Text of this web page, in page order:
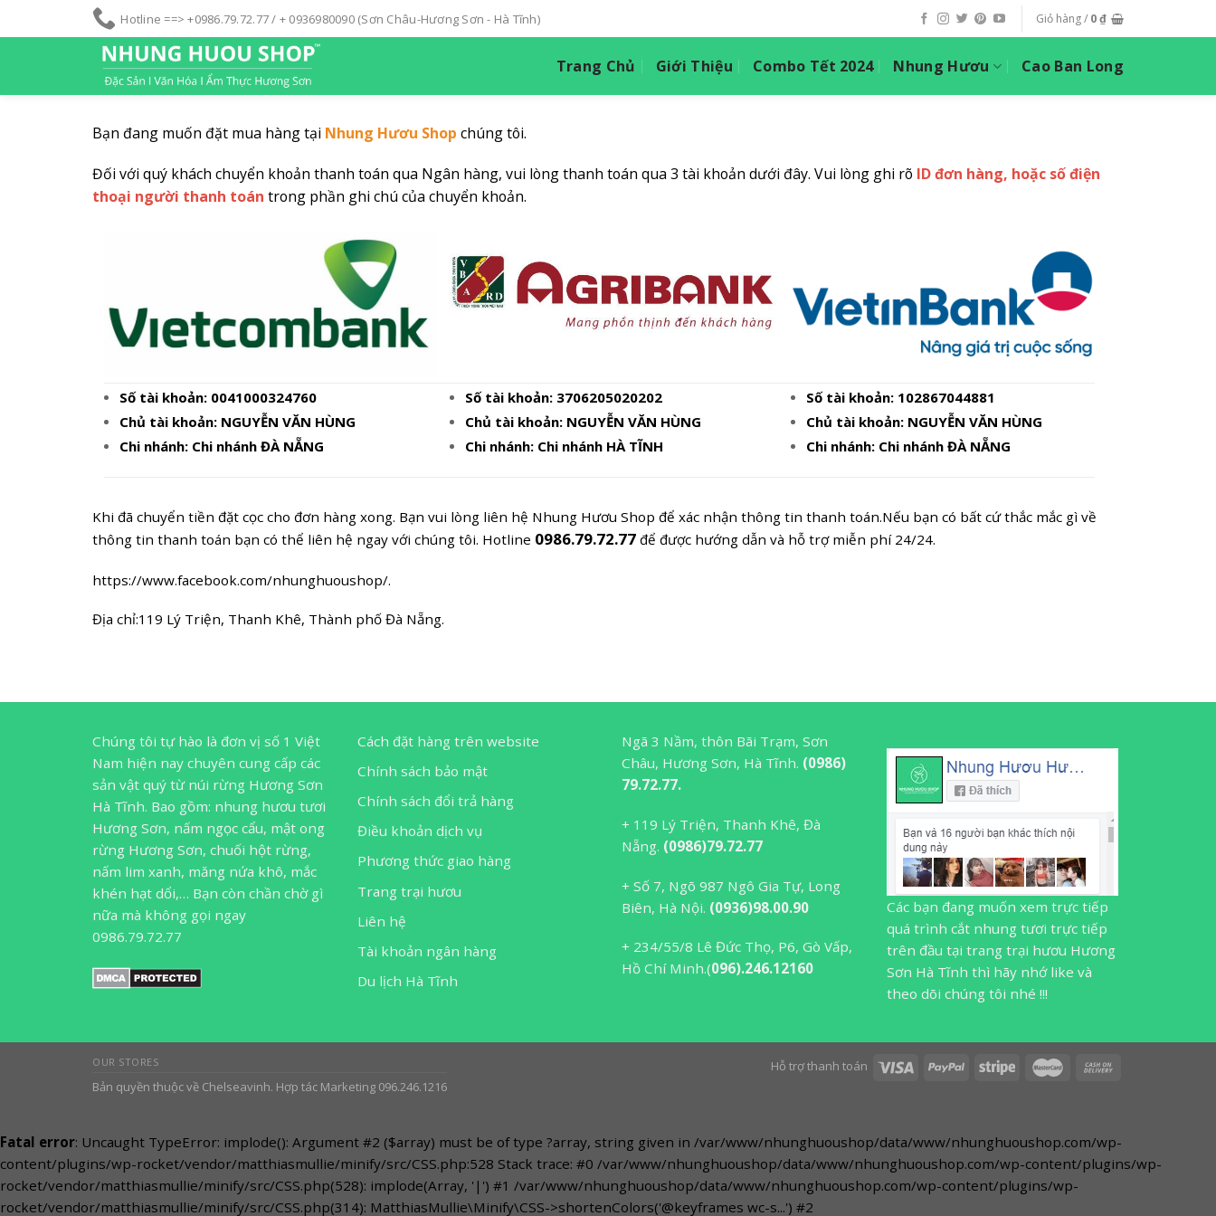
t
Hotline ==> +0986.79.72.77 / + 0936980090 (Sơn Châu-Hương Sơn - Hà Tĩnh) Giỏ hàng / 0₫
Trang Chủ Giới Thiệu Combo Tết 2024 Nhung Hươu Cao Ban Long
Bạn đang muốn đặt mua hàng tại Nhung Hươu Shop chúng tôi.
Đối với quý khách chuyển khoản thanh toán qua Ngân hàng, vui lòng thanh toán qua 3 tài khoản dưới đây. Vui lòng ghi rõ ID đơn hàng, hoặc số điện
thoại người thanh toán trong phần ghi chú của chuyển khoản.
Số tài khoản: 0041000324760
Chủ tài khoản: NGUYỄN VĂN HÙNG
Chi nhánh: Chi nhánh ĐÀ NẴNG
Số tài khoản: 3706205020202
Chủ tài khoản: NGUYỄN VĂN HÙNG
Chi nhánh: Chi nhánh HÀ TĨNH
Số tài khoản: 102867044881
Chủ tài khoản: NGUYỄN VĂN HÙNG
Chi nhánh: Chi nhánh ĐÀ NẴNG
Khi đã chuyển tiền đặt cọc cho đơn hàng xong. Bạn vui lòng liên hệ Nhung Hươu Shop để xác nhận thông tin thanh toán.Nếu bạn có bất cứ thắc mắc gì về
thông tin thanh toán bạn có thể liên hệ ngay với chúng tôi. Hotline 0986.79.72.77 để được hướng dẫn và hỗ trợ miễn phí 24/24.
https://www.facebook.com/nhunghuoushop/.
Địa chỉ:119 Lý Triện, Thanh Khê, Thành phố Đà Nẵng.
Chúng tôi tự hào là đơn vị số 1 Việt
Nam hiện nay chuyên cung cấp các
sản vật quý từ núi rừng Hương Sơn
Hà Tĩnh. Bao gồm: nhung hươu tươi
Hương Sơn, nấm ngọc cẩu, mật ong
rừng Hương Sơn, chuối hột rừng,
nấm lim xanh, măng nứa khô, mắc
khén hạt dổi,… Bạn còn chần chờ gì
nữa mà không gọi ngay
0986.79.72.77
Cách đặt hàng trên website
Chính sách bảo mật
Chính sách đổi trả hàng
Điều khoản dịch vụ
Phương thức giao hàng
Trang trại hươu
Liên hệ
Tài khoản ngân hàng
Du lịch Hà Tĩnh
Ngã 3 Nầm, thôn Bãi Trạm, Sơn
Châu, Hương Sơn, Hà Tĩnh. (0986)
79.72.77.
+ 119 Lý Triện, Thanh Khê, Đà
Nẵng. (0986)79.72.77
+ Số 7, Ngõ 987 Ngô Gia Tự, Long
Biên, Hà Nội. (0936)98.00.90
+ 234/55/8 Lê Đức Thọ, P6, Gò Vấp,
Hồ Chí Minh.(096).246.12160
Các bạn đang muốn xem trực tiếp
quá trình cắt nhung tươi trực tiếp
trên đầu tại trang trại hươu Hương
Sơn Hà Tĩnh thì hãy nhớ like và
theo dõi chúng tôi nhé !!!
Hỗ trợ thanh toán
OUR STORES
Bản quyền thuộc về Chelseavinh. Hợp tác Marketing 096.246.1216
Fatal error: Uncaught TypeError: implode(): Argument #2 ($array) must be of type ?array, string given in /var/www/nhunghuoushop/data/www/nhunghuoushop.com/wp-
content/plugins/wp-rocket/vendor/matthiasmullie/minify/src/CSS.php:528 Stack trace: #0 /var/www/nhunghuoushop/data/www/nhunghuoushop.com/wp-content/plugins/wp-
rocket/vendor/matthiasmullie/minify/src/CSS.php(528): implode(Array, '|') #1 /var/www/nhunghuoushop/data/www/nhunghuoushop.com/wp-content/plugins/wp-
rocket/vendor/matthiasmullie/minify/src/CSS.php(314): MatthiasMullie\Minify\CSS->shortenColors('@keyframes wc-s...') #2